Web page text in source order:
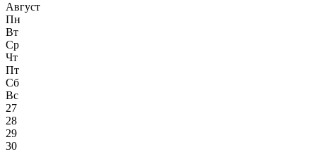
Август
Пн
Вт
Ср
Чт
Пт
Сб
Вс
27
28
29
30